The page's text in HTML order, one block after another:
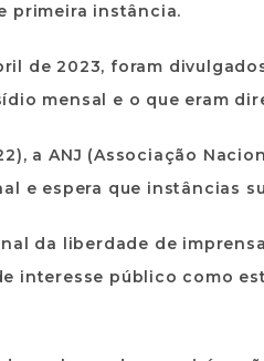
primeira instância.
de 2023, foram
mensal e o que eram
a ANJ (Associação
e espera que instâncias
da liberdade de
interesse público como